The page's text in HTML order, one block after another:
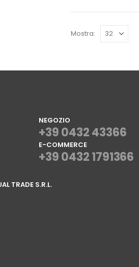
Mostra:
NEGOZIO
+39 0432 43366
E-COMMERCE
+39 0432 1791366
TRADE S.R.L.